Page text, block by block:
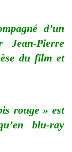
d’un
Jean-Pierre
du film et
rouge » est
blu-ray